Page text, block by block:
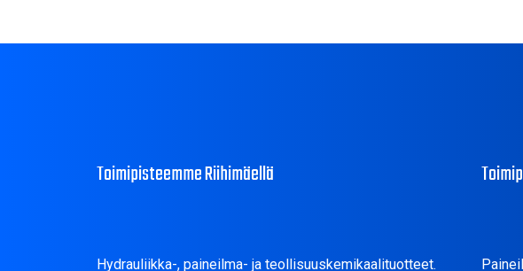
Toimipisteemme Riihimäellä
Hydrauliikka-, paineilma- ja teollisuuskemikaalituotteet.